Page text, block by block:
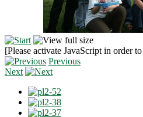
[Please activate JavaScript in order
Previous
Next